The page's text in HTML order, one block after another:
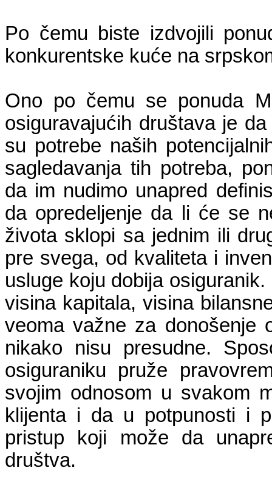
Po čemu biste izdvojili
konkurentske kuće na
Ono po čemu se ponuda
osiguravajućih društava je
su potrebe naših
sagledavanja tih potreba,
da im nudimo unapred
da opredeljenje da li će se
života sklopi sa jednim ili
pre svega, od kvaliteta i
usluge koju dobija
visina kapitala, visina
veoma važne za donošenje
nikako nisu presudne.
osiguraniku pruže
svojim odnosom u svakom
klijenta i da u potpunosti i
pristup koji može da
društva.